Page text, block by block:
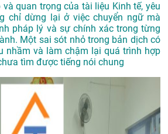
quan trọng của tài liệu Kinh tế, yêu
chỉ dừng lại ở việc chuyển ngữ mà
pháp lý và sự chính xác trong từng
Một sai sót nhỏ trong bản dịch có
nhầm và làm chậm lại quá trình hợp
tìm được tiếng nói chung